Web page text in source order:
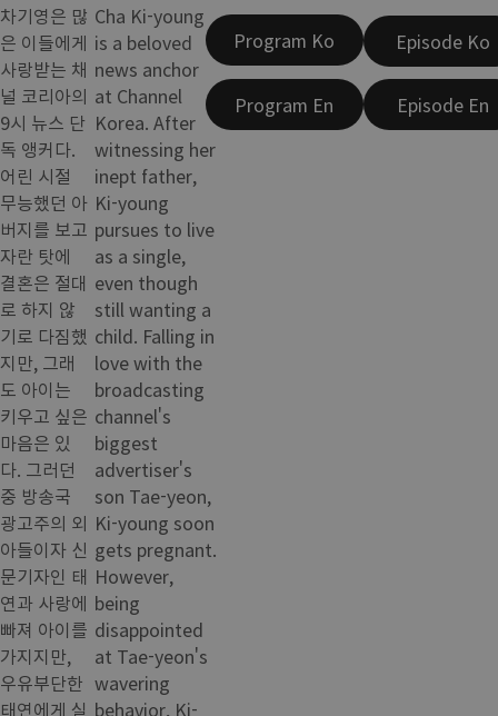
차기영은 많
은 이들에게
사랑받는 채
널 코리아의
9시 뉴스 단
독 앵커다.
어린 시절
무능했던 아
버지를 보고
자란 탓에
결혼은 절대
로 하지 않
기로 다짐했
지만, 그래
도 아이는
키우고 싶은
마음은 있
다. 그러던
중 방송국
광고주의 외
아들이자 신
문기자인 태
연과 사랑에
빠져 아이를
가지지만,
우유부단한
태연에게 실
Cha Ki-young
is a beloved
news anchor
at Channel
Korea. After
witnessing her
inept father,
Ki-young
pursues to live
as a single,
even though
still wanting a
child. Falling in
love with the
broadcasting
channel's
biggest
advertiser's
son Tae-yeon,
Ki-young soon
gets pregnant.
However,
being
disappointed
at Tae-yeon's
wavering
behavior, Ki-
Program Ko
Program En
Episode Ko
Episode En